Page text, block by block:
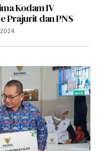
Kodam IV
Prajurit dan PNS